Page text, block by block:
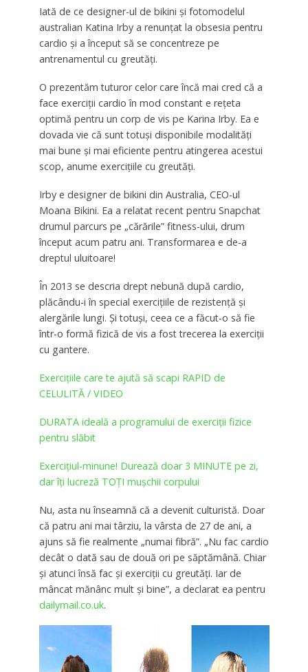
Iată de ce designer-ul de bikini și fotomodelul
australian Katina Irby a renunțat la obsesia pentru
cardio și a început să se concentreze pe
antrenamentul cu greutăți.
O prezentăm tuturor celor care încă mai cred că a
face exerciții cardio în mod constant e rețeta
optimă pentru un corp de vis pe Karina Irby. Ea e
dovada vie că sunt totuși disponibile modalități
mai bune și mai eficiente pentru atingerea acestui
scop, anume exercițiile cu greutăți.
Irby e designer de bikini din Australia, CEO-ul
Moana Bikini. Ea a relatat recent pentru Snapchat
drumul parcurs pe „cărările” fitness-ului, drum
început acum patru ani. Transformarea e de-a
dreptul uluitoare!
În 2013 se descria drept nebună după cardio,
plăcându-i în special exercițiile de rezistență și
alergările lungi. Și totuși, ceea ce a făcut-o să fie
într-o formă fizică de vis a fost trecerea la exerciții
cu gantere.
Exerciţiile care te ajută să scapi RAPID de
CELULITĂ / VIDEO
DURATA ideală a programului de exerciții fizice
pentru slăbit
Exercițiul-minune! Durează doar 3 MINUTE pe zi,
dar îți lucreză TOȚI mușchii corpului
Nu, asta nu înseamnă că a devenit culturistă. Doar
că patru ani mai târziu, la vârsta de 27 de ani, a
ajuns să fie realmente „numai fibră”. „Nu fac cardio
decât o dată sau de două ori pe săptămână. Chiar
și atunci însă fac și exerciții cu greutăți. Iar de
mâncat mănânc mult și bine”, a declarat ea pentru
dailymail.co.uk.